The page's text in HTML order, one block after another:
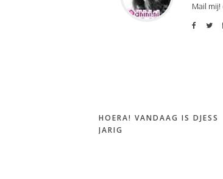
Mail
HOERA! VANDAAG IS DJESS
JARIG